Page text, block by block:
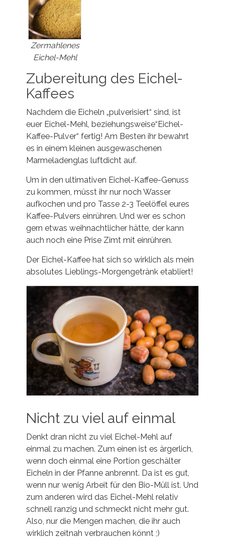
Zermahlenes
Eichel-Mehl
Zubereitung des Eichel-
Kaffees
Nachdem die Eicheln „pulverisiert“ sind, ist
euer Eichel-Mehl, beziehungsweise“Eichel-
Kaffee-Pulver“ fertig! Am Besten ihr bewahrt
es in einem kleinen ausgewaschenen
Marmeladenglas luftdicht auf.
Um in den ultimativen Eichel-Kaffee-Genuss
zu kommen, müsst ihr nur noch Wasser
aufkochen und pro Tasse 2-3 Teelöffel eures
Kaffee-Pulvers einrühren. Und wer es schon
gern etwas weihnachtlicher hätte, der kann
auch noch eine Prise Zimt mit einrühren.
Der Eichel-Kaffee hat sich so wirklich als mein
absolutes Lieblings-Morgengetränk etabliert!
Nicht zu viel auf einmal
Denkt dran nicht zu viel Eichel-Mehl auf
einmal zu machen. Zum einen ist es ärgerlich,
wenn doch einmal eine Portion geschälter
Eicheln in der Pfanne anbrennt. Da ist es gut,
wenn nur wenig Arbeit für den Bio-Müll ist. Und
zum anderen wird das Eichel-Mehl relativ
schnell ranzig und schmeckt nicht mehr gut.
Also, nur die Mengen machen, die ihr auch
wirklich zeitnah verbrauchen könnt ;)